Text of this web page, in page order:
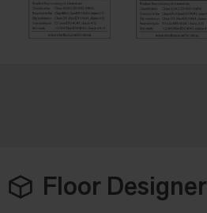
Floor Designer